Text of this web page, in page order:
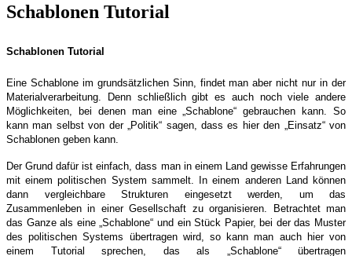
Schablonen Tutorial
Schablonen Tutorial
Eine Schablone im grundsätzlichen Sinn, findet man aber nicht nur in der
Materialverarbeitung. Denn schließlich gibt es auch noch viele andere
Möglichkeiten, bei denen man eine „Schablone“ gebrauchen kann. So
kann man selbst von der „Politik“ sagen, dass es hier den „Einsatz“ von
Schablonen geben kann.
Der Grund dafür ist einfach, dass man in einem Land gewisse Erfahrungen
mit einem politischen System sammelt. In einem anderen Land können
dann vergleichbare Strukturen eingesetzt werden, um das
Zusammenleben in einer Gesellschaft zu organisieren. Betrachtet man
das Ganze als eine „Schablone“ und ein Stück Papier, bei der das Muster
des politischen Systems übertragen wird, so kann man auch hier von
einem Tutorial sprechen, das als „Schablone“ übertragen